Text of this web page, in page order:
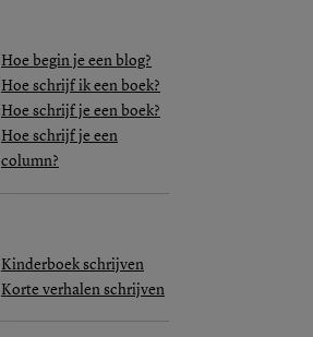
Hoe begin je een blog?
Hoe schrijf ik een boek?
Hoe schrijf je een boek?
Hoe schrijf je een
column?
Kinderboek schrijven
Korte verhalen schrijven